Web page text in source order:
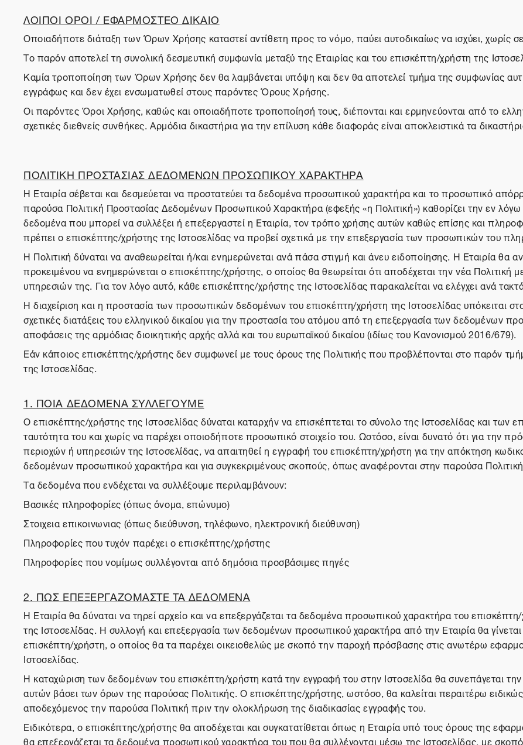
ΛΟΙΠΟΙ ΟΡΟΙ / ΕΦΑΡΜΟΣΤΕΟ ΔΙΚΑΙΟ
Οποιαδήποτε διάταξη των Όρων Χρήσης καταστεί αντίθετη προς το νόμο, παύει αυτοδικαίως να ισχύει, χωρίς
Το παρόν αποτελεί τη συνολική δεσμευτική συμφωνία μεταξύ της Εταιρίας και του επισκέπτη/χρήστη της
Καμία τροποποίηση των Όρων Χρήσης δεν θα λαμβάνεται υπόψη και δεν θα αποτελεί τμήμα της συμφωνίας
εγγράφως και δεν έχει ενσωματωθεί στους παρόντες Όρους Χρήσης.
Οι παρόντες Όροι Χρήσης, καθώς και οποιαδήποτε τροποποίησή τους, διέπονται και ερμηνεύονται από το
σχετικές διεθνείς συνθήκες. Αρμόδια δικαστήρια για την επίλυση κάθε διαφοράς είναι αποκλειστικά τα
ΠΟΛΙΤΙΚΗ ΠΡΟΣΤΑΣΙΑΣ ΔΕΔΟΜΕΝΩΝ ΠΡΟΣΩΠΙΚΟΥ ΧΑΡΑΚΤΗΡΑ
Η Εταιρία σέβεται και δεσμεύεται να προστατεύει τα δεδομένα προσωπικού χαρακτήρα και το προσωπικό
παρούσα Πολιτική Προστασίας Δεδομένων Προσωπικού Χαρακτήρα (εφεξής «η Πολιτική») καθορίζει την εν
δεδομένα που μπορεί να συλλέξει ή επεξεργαστεί η Εταιρία, τον τρόπο χρήσης αυτών καθώς επίσης και
πρέπει ο επισκέπτης/χρήστης της Ιστοσελίδας να προβεί σχετικά με την επεξεργασία των προσωπικών του
Η Πολιτική δύναται να αναθεωρείται ή/και ενημερώνεται ανά πάσα στιγμή και άνευ ειδοποίησης. Η Εταιρία θα
προκειμένου να ενημερώνεται ο επισκέπτης/χρήστης, ο οποίος θα θεωρείται ότι αποδέχεται την νέα Πολιτική
υπηρεσιών της. Για τον λόγο αυτό, κάθε επισκέπτης/χρήστης της Ιστοσελίδας παρακαλείται να ελέγχει ανά
Η διαχείριση και η προστασία των προσωπικών δεδομένων του επισκέπτη/χρήστη της Ιστοσελίδας υπόκειται
σχετικές διατάξεις του ελληνικού δικαίου για την προστασία του ατόμου από τη επεξεργασία των δεδομένων
αποφάσεις της αρμόδιας διοικητικής αρχής αλλά και του ευρωπαϊκού δικαίου (ιδίως του Κανονισμού 2016/679).
Εάν κάποιος επισκέπτης/χρήστης δεν συμφωνεί με τους όρους της Πολιτικής που προβλέπονται στο παρόν
της Ιστοσελίδας.
1. ΠΟΙΑ ΔΕΔΟΜΕΝΑ ΣΥΛΛΕΓΟΥΜΕ
Ο επισκέπτης/χρήστης της Ιστοσελίδας δύναται καταρχήν να επισκέπτεται το σύνολο της Ιστοσελίδας και
ταυτότητα του και χωρίς να παρέχει οποιοδήποτε προσωπικό στοιχείο του. Ωστόσο, είναι δυνατό ότι για την
περιοχών ή υπηρεσιών της Ιστοσελίδας, να απαιτηθεί η εγγραφή του επισκέπτη/χρήστη για την απόκτηση
δεδομένων προσωπικού χαρακτήρα και για συγκεκριμένους σκοπούς, όπως αναφέρονται στην παρούσα
Τα δεδομένα που ενδέχεται να συλλέξουμε περιλαμβάνουν:
Βασικές πληροφορίες (όπως όνομα, επώνυμο)
Στοιχεια επικοινωνιας (όπως διεύθυνση, τηλέφωνο, ηλεκτρονική διεύθυνση)
Πληροφορίες που τυχόν παρέχει ο επισκέπτης/χρήστης
Πληροφορίες που νομίμως συλλέγονται από δημόσια προσβάσιμες πηγές
2. ΠΩΣ ΕΠΕΞΕΡΓΑΖΟΜΑΣΤΕ ΤΑ ΔΕΔΟΜΕΝΑ
Η Εταιρία θα δύναται να τηρεί αρχείο και να επεξεργάζεται τα δεδομένα προσωπικού χαρακτήρα του
της Ιστοσελίδας. Η συλλογή και επεξεργασία των δεδομένων προσωπικού χαρακτήρα από την Εταιρία θα
επισκέπτη/χρήστη, ο οποίος θα τα παρέχει οικειοθελώς με σκοπό την παροχή πρόσβασης στις ανωτέρω
Ιστοσελίδας.
Η καταχώριση των δεδομένων του επισκέπτη/χρήστη κατά την εγγραφή του στην Ιστοσελίδα θα συνεπάγεται
αυτών βάσει των όρων της παρούσας Πολιτικής. Ο επισκέπτης/χρήστης, ωστόσο, θα καλείται περαιτέρω
αποδεχόμενος την παρούσα Πολιτική πριν την ολοκλήρωση της διαδικασίας εγγραφής του.
Ειδικότερα, ο επισκέπτης/χρήστης θα αποδέχεται και συγκατατίθεται όπως η Εταιρία υπό τους όρους της
θα επεξεργάζεται τα δεδομένα προσωπικού χαρακτήρα του που θα συλλέγονται μέσω της Ιστοσελίδας, με